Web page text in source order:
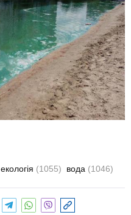
екологія (1055) вода (1046)